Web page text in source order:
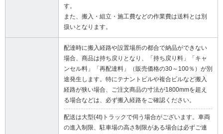
す。
また、搬入・組立・施工費などの作業費は送料とは別
扱いとなります。
配達時に搬入経路や設置場所の都合で納品ができない
場合、商品は持ち戻りとなり、「持ち戻り料」「キャ
ンセル料」「再配達料」（販売価格の30～100％）が別
途発生します。特にテナントビルや複合ビルなど搬入
経路が狭い場合、ご注文商品の寸法が1800mmを超え
る場合などは、必ず搬入経路をご確認ください。
配送は大型(4t)トラックで伺う場合がございます。車両
の進入制限、駐車場の高さ制限がある場合は必ずご連